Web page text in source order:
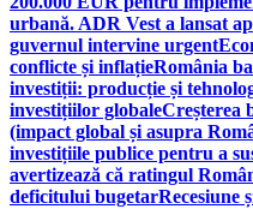
urbană. ADR Vest a lansat
guvernul intervine urgent
conflicte și inflațieRomânia
investiții: producție și
investițiilor globaleCreșterea
(impact global și asupra
investițiile publice pentru a
avertizează că ratingul
deficitului bugetarRecesiune